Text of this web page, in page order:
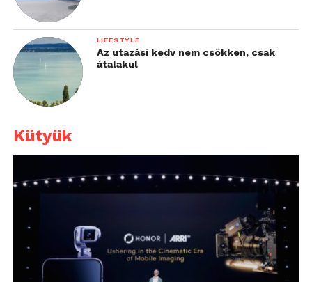
LIFESTYLE
Az utazási kedv nem csökken, csak
átalakul
Kütyük